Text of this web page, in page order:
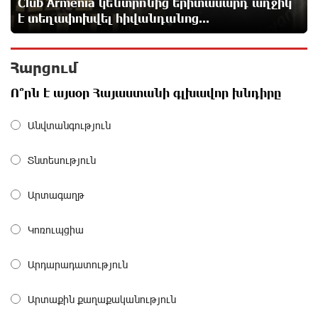
Մարիաննա Ղահրամանյան
ծանր իրավիճակից դուրս գալու համար. Արմեն
Դուք ու ձեր անտաղանդ շոուները ոչ ավելին են,
Արեգ Սավգուլյան
Club Armenia կենտրոնից երիտասարդ աղջիկ
է տեղափոխվել հիվանդանոց...
Հարցում
Ո՞րն է այսօր Հայաստանի գլխավոր խնդիրը
Անվտանգություն
Տնտեսություն
Արտագաղթ
Կոռուպցիա
Արդարադատություն
Արտաքին քաղաքականություն